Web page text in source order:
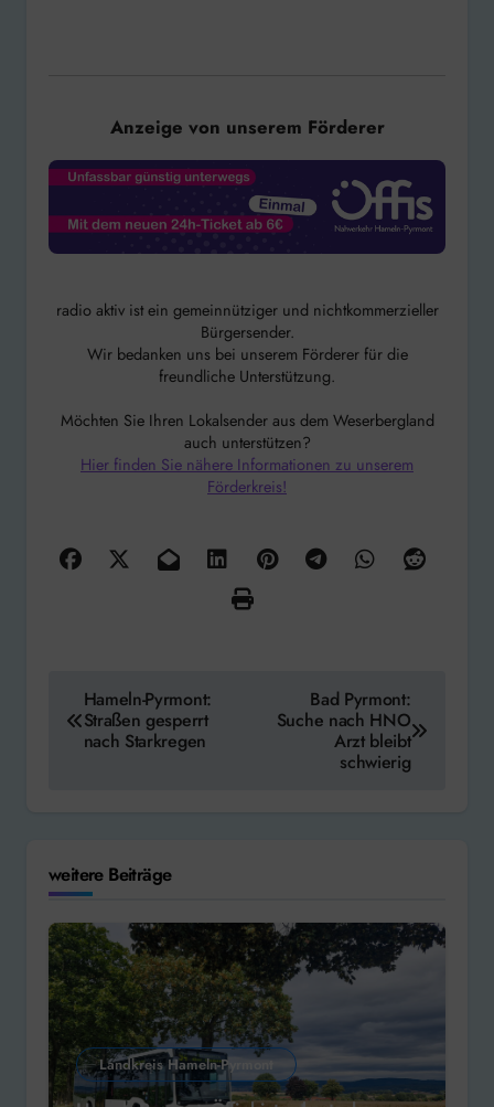
Anzeige von unserem Förderer
radio aktiv ist ein gemeinnütziger und nichtkommerzieller
Bürgersender.
Wir bedanken uns bei unserem Förderer für die
freundliche Unterstützung.
Möchten Sie Ihren Lokalsender aus dem Weserbergland
auch unterstützen?
Hier finden Sie nähere Informationen zu unserem
Förderkreis!
Beitragsnavigation
Hameln-Pyrmont:
Straßen gesperrt
nach Starkregen
Bad Pyrmont:
Suche nach HNO
Arzt bleibt
schwierig
weitere Beiträge
Landkreis Hameln-Pyrmont